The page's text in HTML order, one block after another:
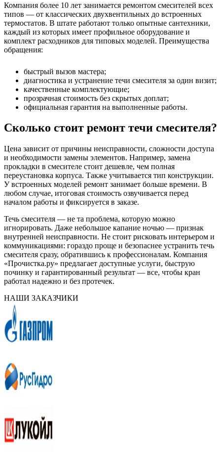
Компания более 10 лет занимается ремонтом смесителей всех
типов — от классических двухвентильных до встроенных
термостатов. В штате работают только опытные сантехники,
каждый из которых имеет профильное оборудование и
комплект расходников для типовых моделей. Преимущества
обращения:
быстрый вызов мастера;
диагностика и устранение течи смесителя за один визит;
качественные комплектующие;
прозрачная стоимость без скрытых доплат;
официальная гарантия на выполненные работы.
Сколько стоит ремонт течи смесителя?
Цена зависит от причины неисправности, сложности доступа
и необходимости замены элементов. Например, замена
прокладки в смесителе стоит дешевле, чем полная
переустановка корпуса. Также учитывается тип конструкции.
У встроенных моделей ремонт занимает больше времени. В
любом случае, итоговая стоимость озвучивается перед
началом работы и фиксируется в заказе.
Течь смесителя — не та проблема, которую можно
игнорировать. Даже небольшое капание ночью — признак
внутренней неисправности. Не стоит рисковать интерьером и
коммуникациями: гораздо проще и безопаснее устранить течь
смесителя сразу, обратившись к профессионалам. Компания
«Прочистка.ру» предлагает доступные услуги, быструю
починку и гарантированный результат — все, чтобы кран
работал надежно и без протечек.
НАШИ ЗАКАЗЧИКИ